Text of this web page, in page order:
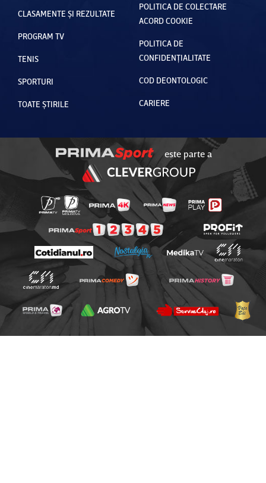
CLASAMENTE ȘI REZULTATE
PROGRAM TV
TENIS
SPORTURI
TOATE ȘTIRILE
POLITICA DE COLECTARE
ACORD COOKIE
POLITICA DE
CONFIDENȚIALITATE
COD DEONTOLOGIC
CARIERE
este parte a